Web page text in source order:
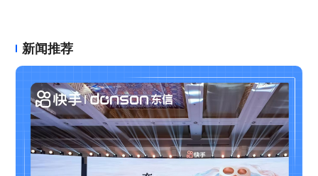
新闻推荐